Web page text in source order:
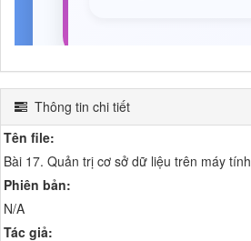
Thông tin chi tiết
Tên file:
Bài 17. Quản trị cơ sở dữ liệu trên máy tính
Phiên bản:
N/A
Tác giả: